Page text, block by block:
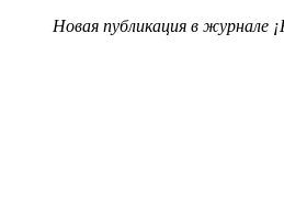
Новая публикация в журнале